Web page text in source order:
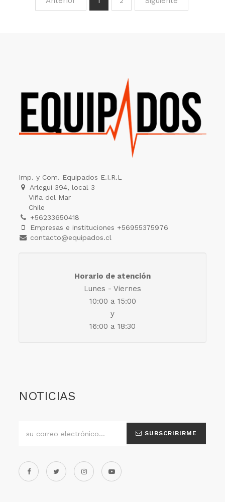
Imp. y Com. Equipados E.I.R.L
Arlegui 394, local 3
Viña del Mar
Chile
+56233650418
Empresas e instituciones +56955375976
contacto@equipados.cl
Horario de atención
Lunes - Viernes
10:00 a 15:00
y
16:00 a 18:30
NOTICIAS
SUBSCRIBIRME